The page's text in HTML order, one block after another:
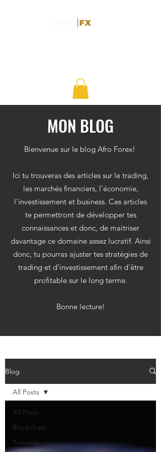
MON BLOG
Bienvenue sur le blog Afro Forex!
Ici tu trouveras des articles sur le trading,
les marchés financiers, l'économie,
l'investissement et business. Ces articles
te permettront de développer tes
connaissances et donc, de maitriser
davantage ce domaine assez lucratif. Ainsi
donc, tu pourras ajuster tes stratégies de
trading et d'investissement afin d'être
profitable sur le long terme.
Bonne lecture!
Blog
All Posts
Blockchain
Tutoriels
All Posts